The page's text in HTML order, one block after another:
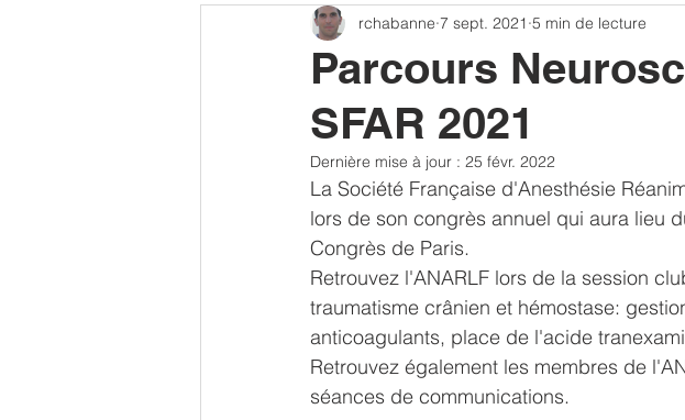
CONGRES SFAR MEMBRES CONGRES
Offre PhD - Post-Doc autoregulation
Parcours
SFAR 2021
rchabanne 7 sept. 2021 5 min de lecture
Dernière mise à jour : 25 févr. 2022
La Société Française d'Anesthésie
lors de son congrès annuel qui aura lieu
Congrès de Paris.
Retrouvez l'ANARLF lors de la session
traumatisme crânien et hémostase:
anticoagulants, place de l'acide
Retrouvez également les membres de
séances de communications.